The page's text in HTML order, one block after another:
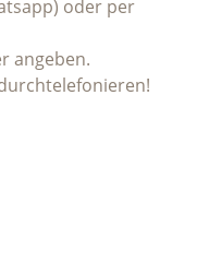
oder per
angeben.